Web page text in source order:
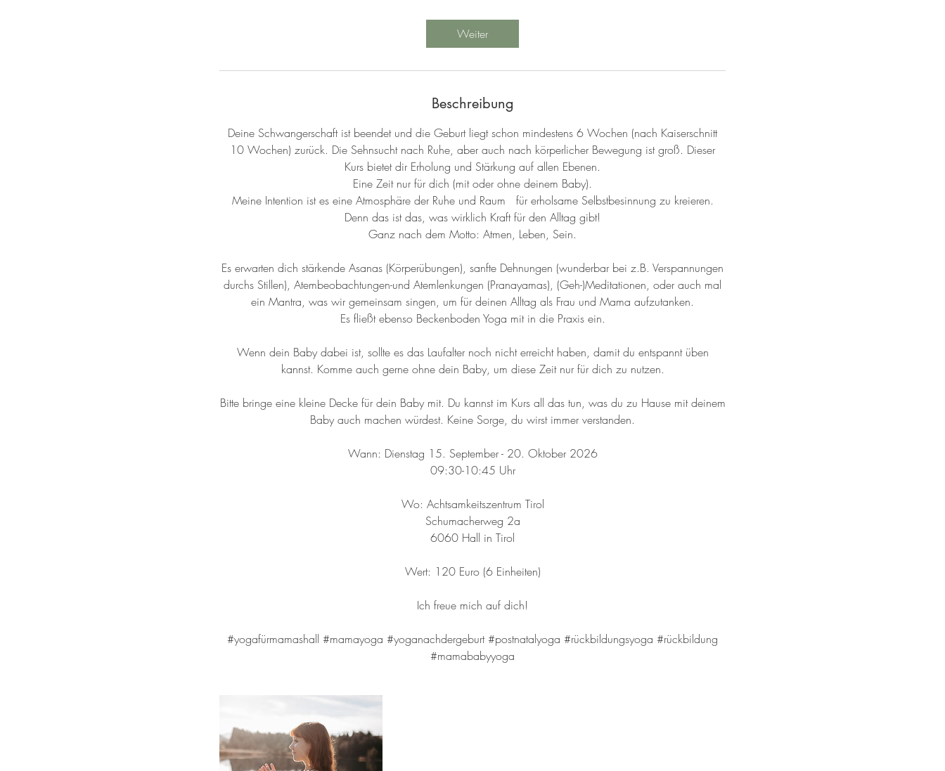
1
n
.
Weiter
Beschreibung
Deine Schwangerschaft ist beendet und die Geburt liegt schon mindestens 6 Wochen (nach Kaiserschnitt
10 Wochen) zurück. Die Sehnsucht nach Ruhe, aber auch nach körperlicher Bewegung ist groß. Dieser
Kurs bietet dir Erholung und Stärkung auf allen Ebenen.
Eine Zeit nur für dich (mit oder ohne deinem Baby).
Meine Intention ist es eine Atmosphäre der Ruhe und Raum für erholsame Selbstbesinnung zu kreieren.
Denn das ist das, was wirklich Kraft für den Alltag gibt!
Ganz nach dem Motto: Atmen, Leben, Sein.
Es erwarten dich stärkende Asanas (Körperübungen), sanfte Dehnungen (wunderbar bei z.B. Verspannungen
durchs Stillen), Atembeobachtungen-und Atemlenkungen (Pranayamas), (Geh-)Meditationen, oder auch mal
ein Mantra, was wir gemeinsam singen, um für deinen Alltag als Frau und Mama aufzutanken.
Es fließt ebenso Beckenboden Yoga mit in die Praxis ein.
Wenn dein Baby dabei ist, sollte es das Laufalter noch nicht erreicht haben, damit du entspannt üben
kannst. Komme auch gerne ohne dein Baby, um diese Zeit nur für dich zu nutzen.
Bitte bringe eine kleine Decke für dein Baby mit. Du kannst im Kurs all das tun, was du zu Hause mit deinem
Baby auch machen würdest. Keine Sorge, du wirst immer verstanden.
Wann: Dienstag 15. September - 20. Oktober 2026
09:30-10:45 Uhr
Wo: Achtsamkeitszentrum Tirol
Schumacherweg 2a
6060 Hall in Tirol
Wert: 120 Euro (6 Einheiten)
Ich freue mich auf dich!
#yogafürmamashall #mamayoga #yoganachdergeburt #postnatalyoga #rückbildungsyoga #rückbildung
#mamababyyoga